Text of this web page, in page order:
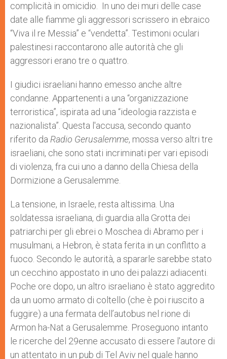
complicità in omicidio. In uno dei muri delle case
date alle fiamme gli aggressori scrissero in ebraico
“Viva il re Messia” e “vendetta”. Testimoni oculari
palestinesi raccontarono alle autorità che gli
aggressori erano tre o quattro.
I giudici israeliani hanno emesso anche altre
condanne. Appartenenti a una “organizzazione
terroristica”, ispirata ad una “ideologia razzista e
nazionalista”. Questa l'accusa, secondo quanto
riferito da Radio Gerusalemme, mossa verso altri tre
israeliani, che sono stati incriminati per vari episodi
di violenza, fra cui uno a danno della Chiesa della
Dormizione a Gerusalemme.
La tensione, in Israele, resta altissima. Una
soldatessa israeliana, di guardia alla Grotta dei
patriarchi per gli ebrei o Moschea di Abramo per i
musulmani, a Hebron, è stata ferita in un conflitto a
fuoco. Secondo le autorità, a spararle sarebbe stato
un cecchino appostato in uno dei palazzi adiacenti.
Poche ore dopo, un altro israeliano è stato aggredito
da un uomo armato di coltello (che è poi riuscito a
fuggire) a una fermata dell’autobus nel rione di
Armon ha-Nat a Gerusalemme. Proseguono intanto
le ricerche del 29enne accusato di essere l'autore di
un attentato in un pub di Tel Aviv nel quale hanno